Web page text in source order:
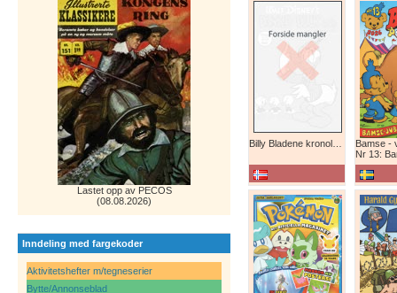
Lastet opp av PECOS
(08.08.2026)
Inndeling med fargekoder
Aktivitetshefter m/tegneserier
Bytte/Annonseblad
Nr 13: Bamse-